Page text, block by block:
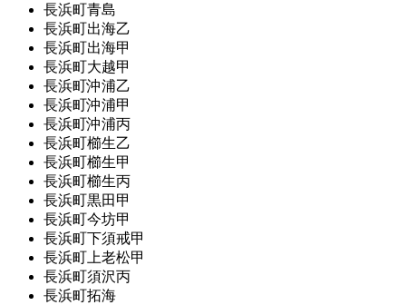
長浜町青島
長浜町出海乙
長浜町出海甲
長浜町大越甲
長浜町沖浦乙
長浜町沖浦甲
長浜町沖浦丙
長浜町櫛生乙
長浜町櫛生甲
長浜町櫛生丙
長浜町黒田甲
長浜町今坊甲
長浜町下須戒甲
長浜町上老松甲
長浜町須沢丙
長浜町拓海